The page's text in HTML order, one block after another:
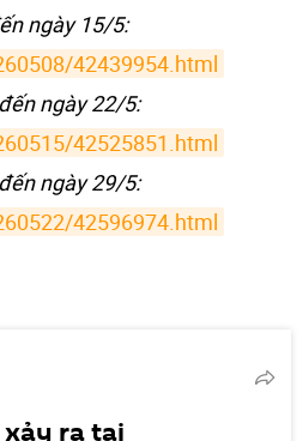
ngày 15/5:
42439954.html
ngày 22/5:
42525851.html
ngày 29/5:
42596974.html
ra tại